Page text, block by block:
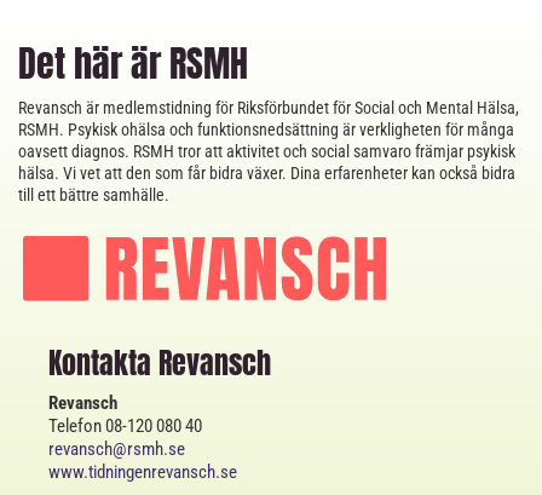
Det här är RSMH
Revansch är medlemstidning för Riksförbundet för Social och Mental Hälsa,
RSMH. Psykisk ohälsa och funktionsnedsättning är verkligheten för många
oavsett diagnos. RSMH tror att aktivitet och social samvaro främjar psykisk
hälsa. Vi vet att den som får bidra växer. Dina erfarenheter kan också bidra
till ett bättre samhälle.
Kontakta Revansch
Revansch
Telefon 08-120 080 40
revansch@rsmh.se
www.tidningenrevansch.se